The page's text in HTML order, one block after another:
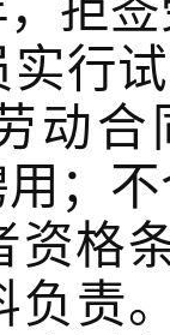
行
动
；
资格
负责